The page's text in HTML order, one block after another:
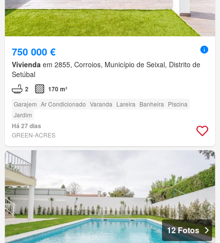
750 000 €
Vivienda em 2855, Corroios, Município de Seixal, Distrito de
Setúbal
2 170 m²
Garajem Ar Condicionado Varanda Lareira Banheira Piscina
Jardim
Há 27 dias
GREEN-ACRES
12 Fotos